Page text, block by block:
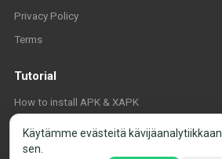
Privacy Policy
Terms
Tutorial
How to install APK & XAPK
FAQ
Käytämme evästeitä
sen.